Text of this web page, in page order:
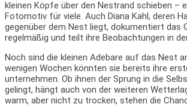
kleinen Köpfe über den Nestrand schieben –
Fotomotiv für viele. Auch Diana Kahl, deren
gegenüber dem Nest liegt, dokumentiert das
regelmäßig und teilt ihre Beobachtungen in
Noch sind die kleinen Adebare auf das Nest
wenigen Wochen könnten sie bereits ihre
unternehmen. Ob ihnen der Sprung in die
gelingt, hängt auch von der weiteren
warm, aber nicht zu trocken, stehen die